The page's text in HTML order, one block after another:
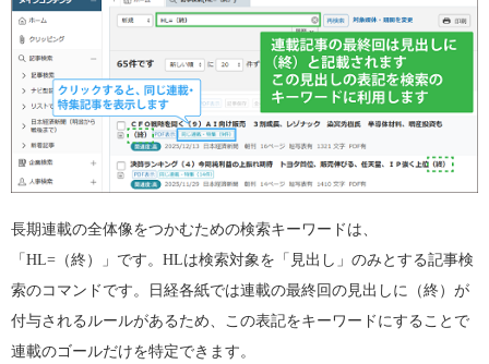
長期連載の全体像をつかむための検索キーワードは、
「HL=（終）」です。HLは検索対象を「見出し」のみとする記事検
索のコマンドです。日経各紙では連載の最終回の見出しに（終）が
付与されるルールがあるため、この表記をキーワードにすることで
連載のゴールだけを特定できます。